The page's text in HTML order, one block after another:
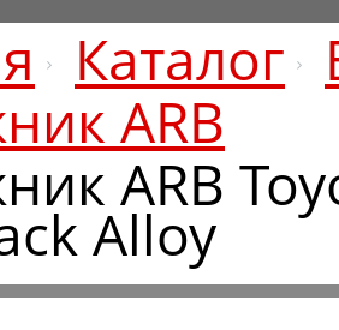
Каталог
ARB
ARB
Alloy